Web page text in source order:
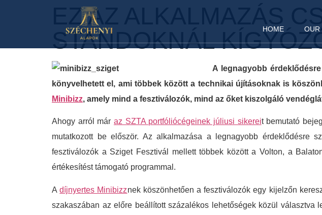
HOME OUR
EZ AZ ALKALMAZÁS
STANDOKNÁL
A legnagyobb
könyvelhetett el, ami többek között a technikai újításoknak is
Minibizz, amely mind a fesztiválozók, mind az őket kiszolgáló
Ahogy arról már az SZTA portfóliócégeinek júliusi sikereit bemutató
mutatkozott be először. Az alkalmazása a legnagyobb érdeklődésre
fesztiválozók a Sziget Fesztivál mellett többek között a Volton, a
értékesítést támogató programmal.
Adíjnyertes Minibizznek köszönhetően a fesztiválozók egy kijelzőn
szakaszában az előre beállított százalékos lehetőségek közül választva